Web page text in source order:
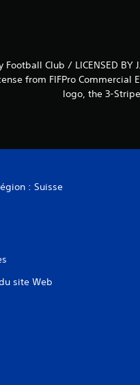
Club / LICENSED
from FIFPro Commercial
logo, the 3-
: Suisse
site Web